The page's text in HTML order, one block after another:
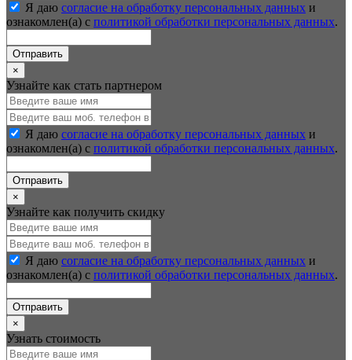
Я даю согласие на обработку персональных данных и
ознакомлен(а) с политикой обработки персональных данных.
Отправить
×
Узнайте как стать партнером
Я даю согласие на обработку персональных данных и
ознакомлен(а) с политикой обработки персональных данных.
Отправить
×
Узнайте как получить скидку
Я даю согласие на обработку персональных данных и
ознакомлен(а) с политикой обработки персональных данных.
Отправить
×
Узнать стоимость